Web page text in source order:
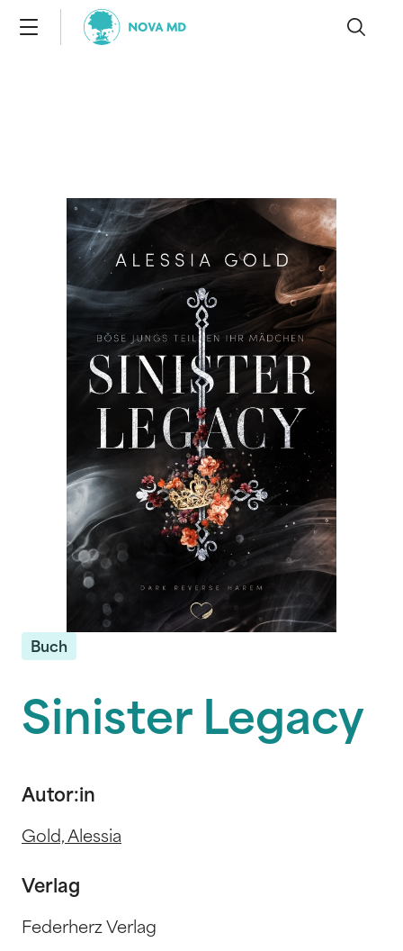
Buch
Sinister Legacy
Autor:in
Gold, Alessia
Verlag
Federherz Verlag